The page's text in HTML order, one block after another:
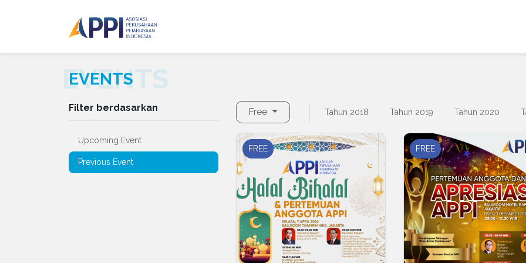
EVENTS
Filter berdasarkan
Upcoming Event
Previous Event
Free Tahun 2018 Tahun 2019 Tahun 2020
FREE FREE